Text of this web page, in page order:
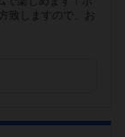
致しますので、お